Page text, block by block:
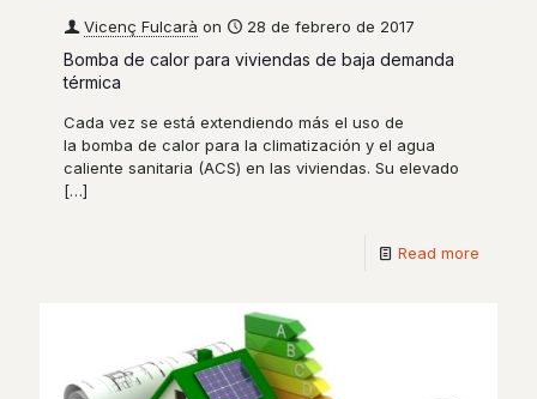
Vicenç Fulcarà on 28 de febrero de 2017
Bomba de calor para viviendas de baja demanda
térmica
Cada vez se está extendiendo más el uso de
la bomba de calor para la climatización y el agua
caliente sanitaria (ACS) en las viviendas. Su elevado
[…]
Read more